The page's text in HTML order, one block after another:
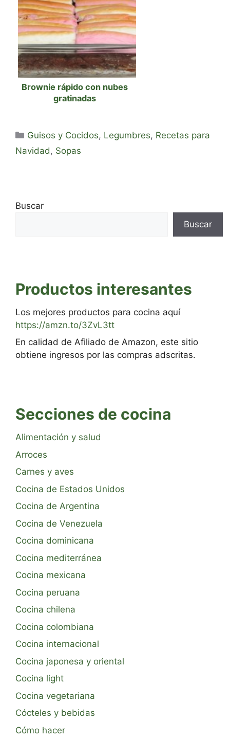
Brownie rápido con nubes
gratinadas
Categorías
Guisos y Cocidos, Legumbres, Recetas para
Navidad , Sopas
Buscar
Buscar
Productos interesantes
Los mejores productos para cocina aquí
https://amzn.to/3ZvL3tt
En calidad de Afiliado de Amazon, este sitio
obtiene ingresos por las compras adscritas.
Secciones de cocina
Alimentación y salud
Arroces
Carnes y aves
Cocina de Estados Unidos
Cocina de Argentina
Cocina de Venezuela
Cocina dominicana
Cocina mediterránea
Cocina mexicana
Cocina peruana
Cocina chilena
Cocina colombiana
Cocina internacional
Cocina japonesa y oriental
Cocina light
Cocina vegetariana
Cócteles y bebidas
Cómo hacer